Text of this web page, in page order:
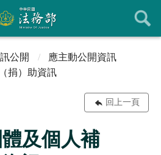
公開
應主動公開資訊
捐）助資訊
回上一頁
及個人補